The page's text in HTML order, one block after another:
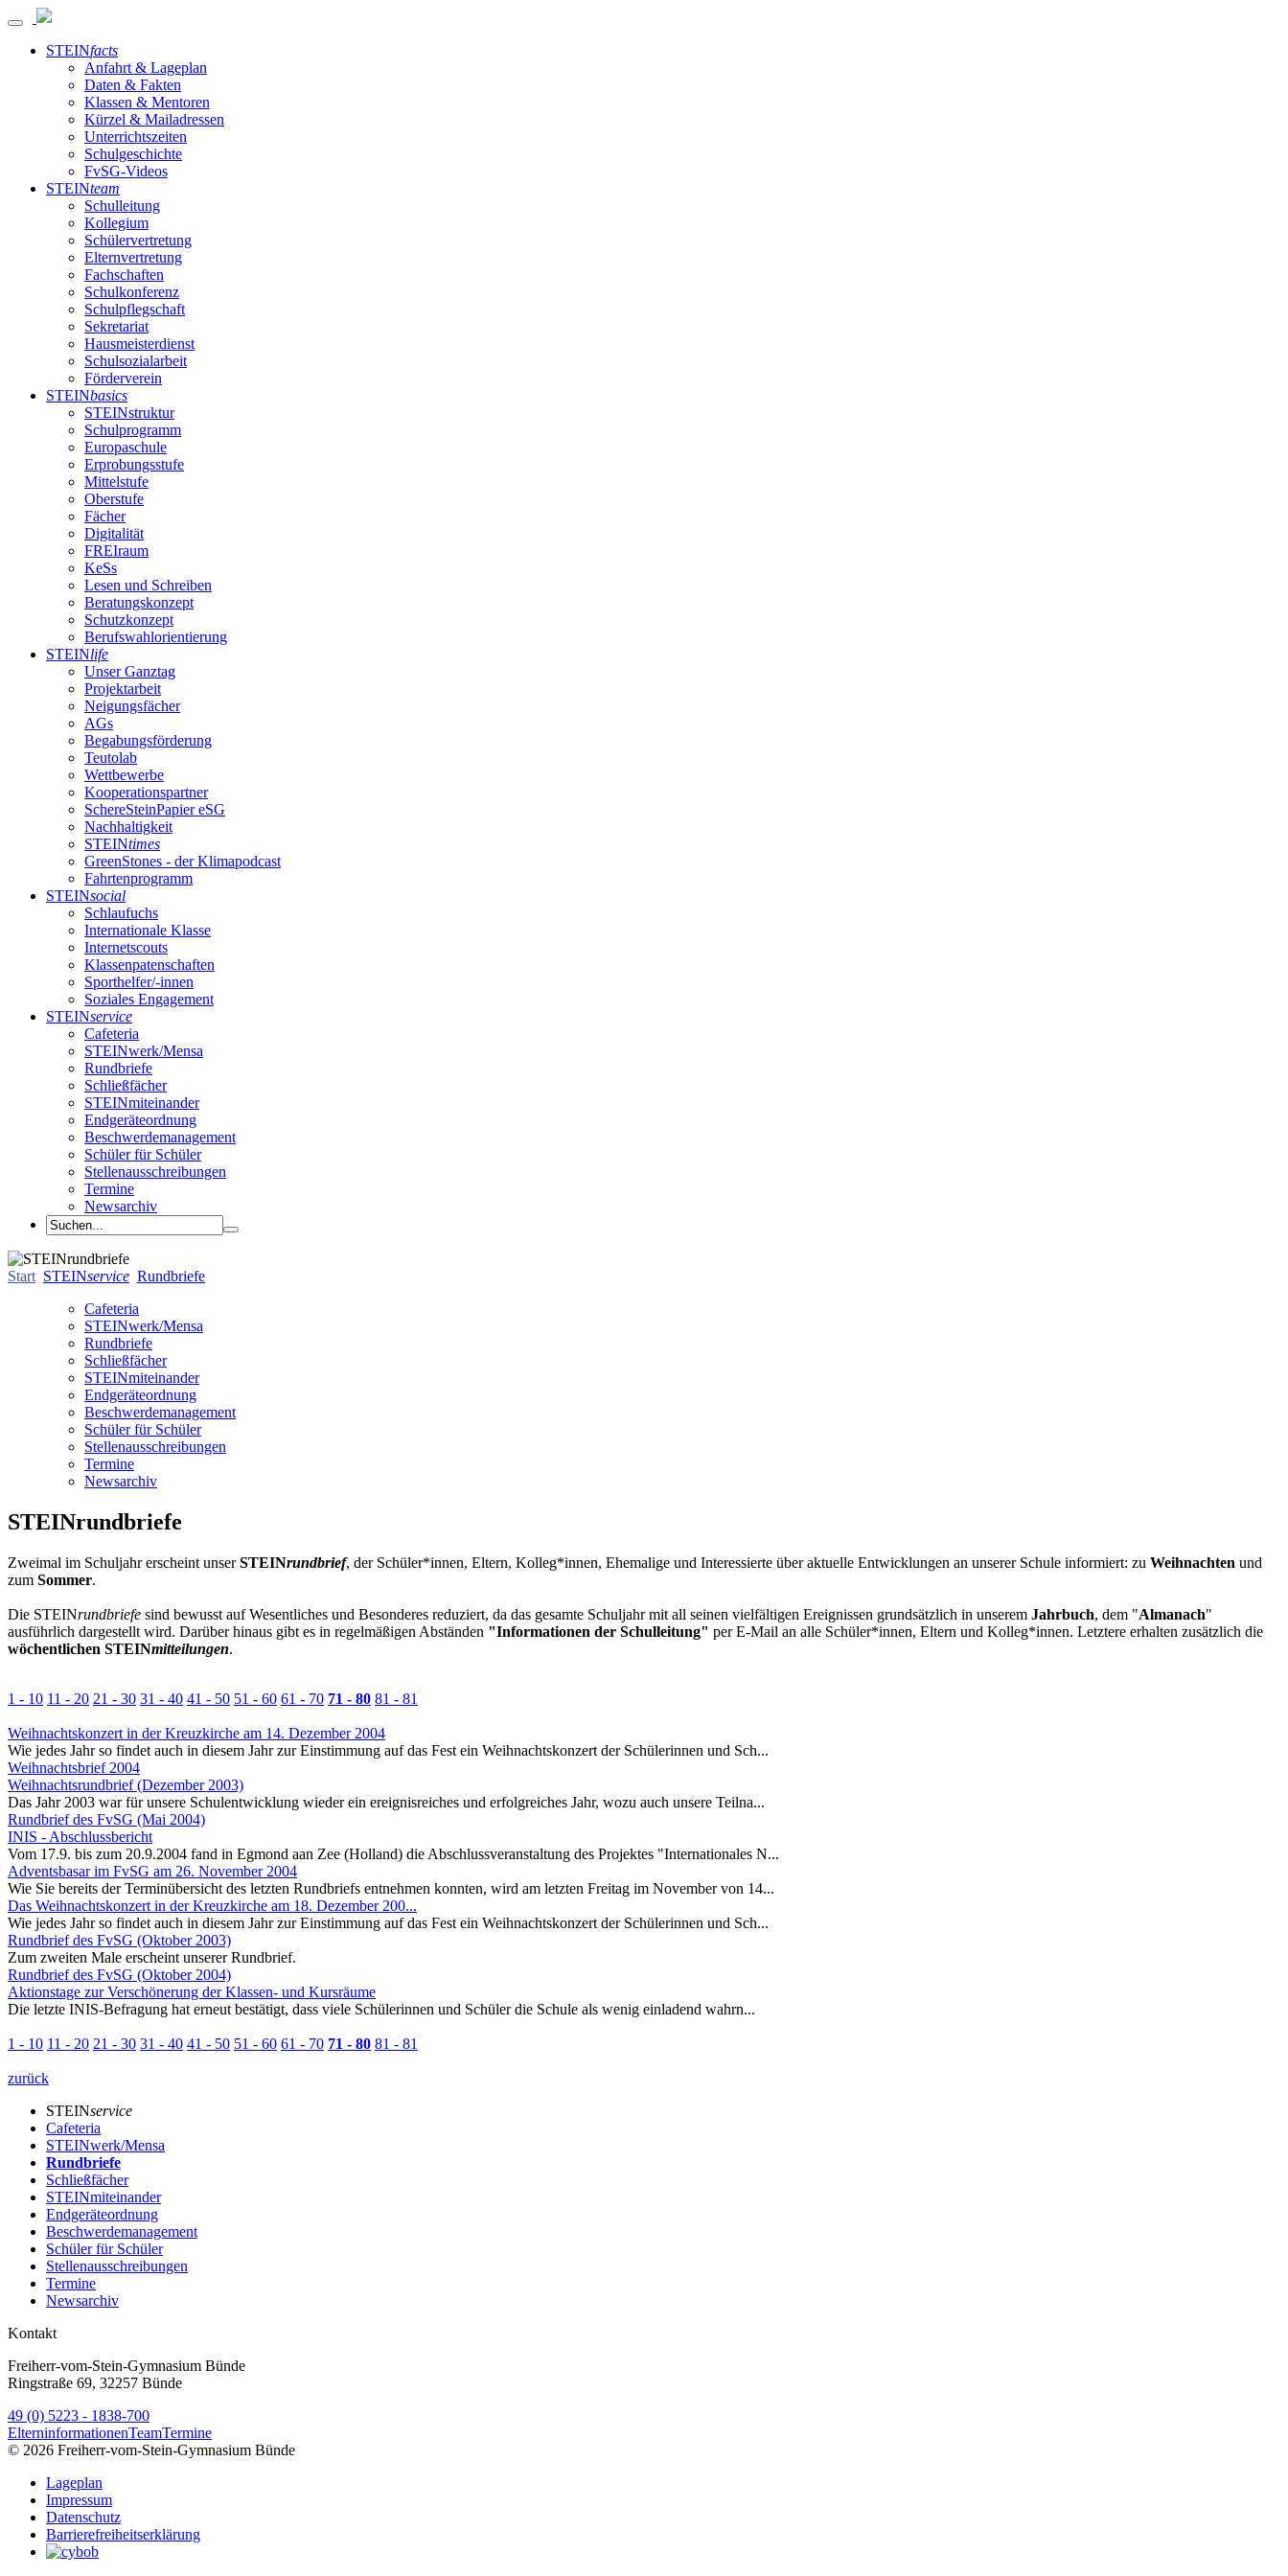
STEINfacts
Anfahrt & Lageplan
Daten & Fakten
Klassen & Mentoren
Kürzel & Mailadressen
Unterrichtszeiten
Schulgeschichte
FvSG-Videos
STEINteam
Schulleitung
Kollegium
Schülervertretung
Elternvertretung
Fachschaften
Schulkonferenz
Schulpflegschaft
Sekretariat
Hausmeisterdienst
Schulsozialarbeit
Förderverein
STEINbasics
STEINstruktur
Schulprogramm
Europaschule
Erprobungsstufe
Mittelstufe
Oberstufe
Fächer
Digitalität
FREIraum
KeSs
Lesen und Schreiben
Beratungskonzept
Schutzkonzept
Berufswahlorientierung
STEINlife
Unser Ganztag
Projektarbeit
Neigungsfächer
AGs
Begabungsförderung
Teutolab
Wettbewerbe
Kooperationspartner
SchereSteinPapier eSG
Nachhaltigkeit
STEINtimes
GreenStones - der Klimapodcast
Fahrtenprogramm
STEINsocial
Schlaufuchs
Internationale Klasse
Internetscouts
Klassenpatenschaften
Sporthelfer/-innen
Soziales Engagement
STEINservice
Cafeteria
STEINwerk/Mensa
Rundbriefe
Schließfächer
STEINmiteinander
Endgeräteordnung
Beschwerdemanagement
Schüler für Schüler
Stellenausschreibungen
Termine
Newsarchiv
Start STEINservice Rundbriefe
Cafeteria
STEINwerk/Mensa
Rundbriefe
Schließfächer
STEINmiteinander
Endgeräteordnung
Beschwerdemanagement
Schüler für Schüler
Stellenausschreibungen
Termine
Newsarchiv
STEINrundbriefe
Zweimal im Schuljahr erscheint unserSTEINrundbrief, der Schüler*innen, Eltern, Kolleg*innen, Ehemalige und Interessierte über aktuelle Entwicklungen an unserer Schule informiert: zu Weihnachten und
zum Sommer.
Die STEINrundbriefe sind bewusst auf Wesentliches und Besonderes reduziert, da das gesamte Schuljahr mit all seinen vielfältigen Ereignissen grundsätzlich in unserem Jahrbuch, dem "Almanach"
ausführlich dargestellt wird. Darüber hinaus gibt es in regelmäßigen Abständen "Informationen der Schulleitung" per E-Mail an alle Schüler*innen, Eltern und Kolleg*innen. Letztere erhalten zusätzlich die
wöchentlichen STEINmitteilungen.
1 - 10 11 - 20 21 - 30 31 - 40 41 - 50 51 - 60 61 - 70 71 - 80 81 - 81
Weihnachtskonzert in der Kreuzkirche am 14. Dezember 2004
Wie jedes Jahr so findet auch in diesem Jahr zur Einstimmung auf das Fest ein Weihnachtskonzert der Schülerinnen und Sch...
Weihnachtsbrief 2004
Weihnachtsrundbrief (Dezember 2003)
Das Jahr 2003 war für unsere Schulentwicklung wieder ein ereignisreiches und erfolgreiches Jahr, wozu auch unsere Teilna...
Rundbrief des FvSG (Mai 2004)
INIS - Abschlussbericht
Vom 17.9. bis zum 20.9.2004 fand in Egmond aan Zee (Holland) die Abschlussveranstaltung des Projektes "Internationales N...
Adventsbasar im FvSG am 26. November 2004
Wie Sie bereits der Terminübersicht des letzten Rundbriefs entnehmen konnten, wird am letzten Freitag im November von 14...
Das Weihnachtskonzert in der Kreuzkirche am 18. Dezember 200...
Wie jedes Jahr so findet auch in diesem Jahr zur Einstimmung auf das Fest ein Weihnachtskonzert der Schülerinnen und Sch...
Rundbrief des FvSG (Oktober 2003)
Zum zweiten Male erscheint unserer Rundbrief.
Rundbrief des FvSG (Oktober 2004)
Aktionstage zur Verschönerung der Klassen- und Kursräume
Die letzte INIS-Befragung hat erneut bestätigt, dass viele Schülerinnen und Schüler die Schule als wenig einladend wahrn...
1 - 10 11 - 20 21 - 30 31 - 40 41 - 50 51 - 60 61 - 70 71 - 80 81 - 81
zurück
STEINservice
Cafeteria
STEINwerk/Mensa
Rundbriefe
Schließfächer
STEINmiteinander
Endgeräteordnung
Beschwerdemanagement
Schüler für Schüler
Stellenausschreibungen
Termine
Newsarchiv
Kontakt
Freiherr-vom-Stein-Gymnasium Bünde
Ringstraße 69, 32257 Bünde
49 (0) 5223 - 1838-700
ElterninformationenTeamTermine
© 2026 Freiherr-vom-Stein-Gymnasium Bünde
Lageplan
Impressum
Datenschutz
Barrierefreiheitserklärung